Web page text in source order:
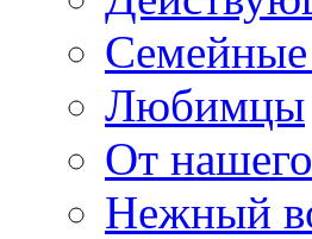
Семейные
Любимцы
От
Нежный